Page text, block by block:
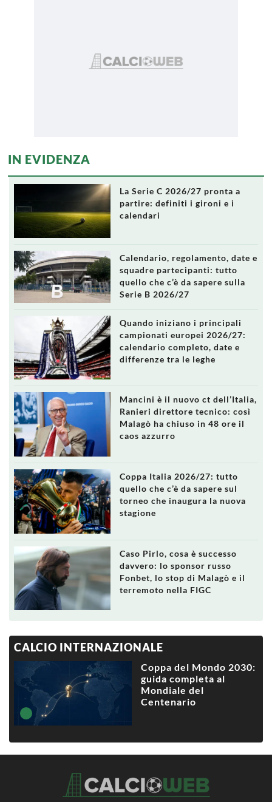
IN EVIDENZA
La Serie C 2026/27 pronta a
partire: definiti i gironi e i
calendari
Calendario, regolamento, date e
squadre partecipanti: tutto
quello che c’è da sapere sulla
Serie B 2026/27
Quando iniziano i principali
campionati europei 2026/27:
calendario completo, date e
differenze tra le leghe
Mancini è il nuovo ct dell’Italia,
Ranieri direttore tecnico: così
Malagò ha chiuso in 48 ore il
caos azzurro
Coppa Italia 2026/27: tutto
quello che c’è da sapere sul
torneo che inaugura la nuova
stagione
Caso Pirlo, cosa è successo
davvero: lo sponsor russo
Fonbet, lo stop di Malagò e il
terremoto nella FIGC
CALCIO INTERNAZIONALE
Coppa del Mondo 2030:
guida completa al
Mondiale del
Centenario